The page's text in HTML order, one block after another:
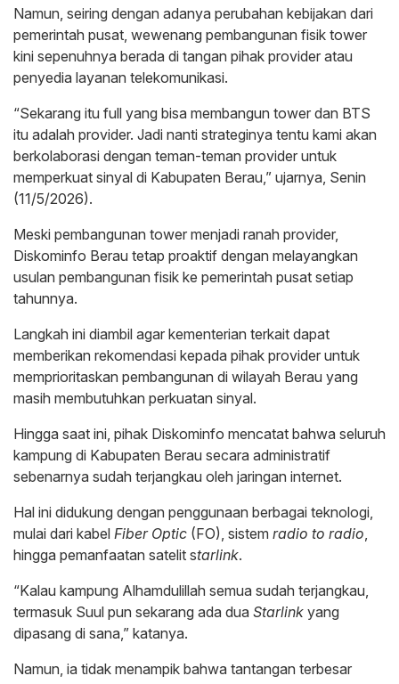
Namun, seiring dengan adanya perubahan kebijakan dari
pemerintah pusat, wewenang pembangunan fisik tower
kini sepenuhnya berada di tangan pihak provider atau
penyedia layanan telekomunikasi.
“Sekarang itu full yang bisa membangun tower dan BTS
itu adalah provider. Jadi nanti strateginya tentu kami akan
berkolaborasi dengan teman-teman provider untuk
memperkuat sinyal di Kabupaten Berau,” ujarnya, Senin
(11/5/2026).
Meski pembangunan tower menjadi ranah provider,
Diskominfo Berau tetap proaktif dengan melayangkan
usulan pembangunan fisik ke pemerintah pusat setiap
tahunnya.
Langkah ini diambil agar kementerian terkait dapat
memberikan rekomendasi kepada pihak provider untuk
memprioritaskan pembangunan di wilayah Berau yang
masih membutuhkan perkuatan sinyal.
Hingga saat ini, pihak Diskominfo mencatat bahwa seluruh
kampung di Kabupaten Berau secara administratif
sebenarnya sudah terjangkau oleh jaringan internet.
Hal ini didukung dengan penggunaan berbagai teknologi,
mulai dari kabel Fiber Optic (FO), sistem radio to radio
hingga pemanfaatan satelit starlink.
“Kalau kampung Alhamdulillah semua sudah terjangkau,
termasuk Suul pun sekarang ada dua Starlink yang
dipasang di sana,” katanya.
Namun, ia tidak menampik bahwa tantangan terbesar